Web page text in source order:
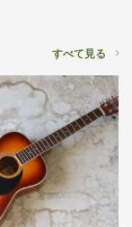
すべて見る